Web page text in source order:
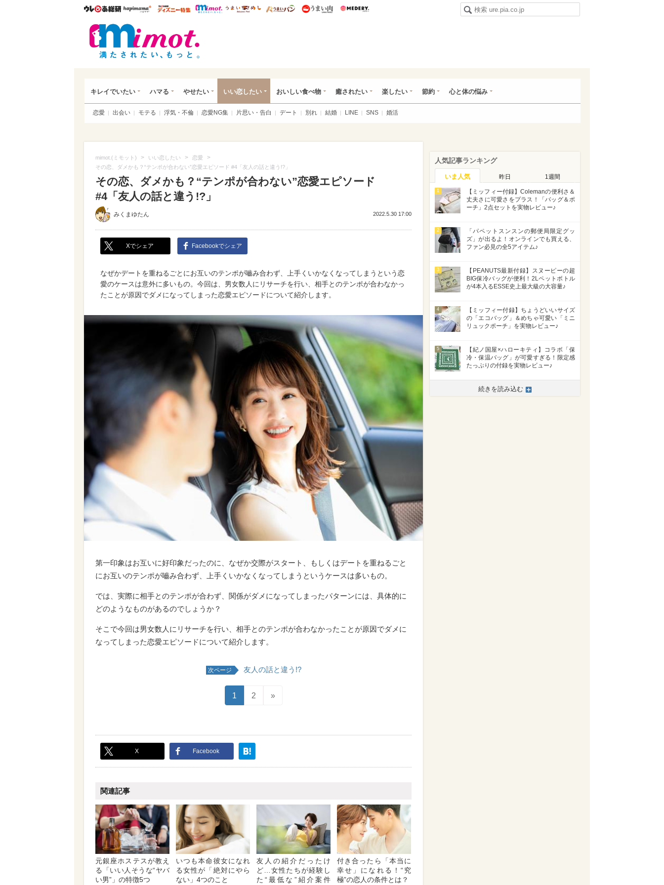
ウレぴあ総研ハピママ* ウレぴあ総研 ディズニー特集
mimot. うまいめし うまいパン うまい肉
キレイでいたい ハマる やせたい いい恋したい おいしい食べ物 癒されたい 楽したい 節約 心と体の悩み
恋愛 出会い モテる 浮気・不倫 恋愛NG集 片思い・告白 デート 別れ 結婚 LINE SNS 婚活
mimot.(ミモット) > いい恋したい > 恋愛 >
その恋、ダメかも？“テンポが合わない”恋愛エピソード #4「友人の話と違う!?」
その恋、ダメかも？“テンポが合わない”恋愛エピソード
#4「友人の話と違う!?」
みくまゆたん 2022.5.30 17:00
Xでシェア Facebookでシェア
なぜかデートを重ねるごとにお互いのテンポが嚙み合わず、上手くいかなくなってしまうという恋
愛のケースは意外に多いもの。今回は、男女数人にリサーチを行い、相手とのテンポが合わなかっ
たことが原因でダメになってしまった恋愛エピソードについて紹介します。
第一印象はお互いに好印象だったのに、なぜか交際がスタート、もしくはデートを重ねるごと
にお互いのテンポが嚙み合わず、上手くいかなくなってしまうというケースは多いもの。
では、実際に相手とのテンポが合わず、関係がダメになってしまったパターンには、具体的に
どのようなものがあるのでしょうか？
そこで今回は男女数人にリサーチを行い、相手とのテンポが合わなかったことが原因でダメに
なってしまった恋愛エピソードについて紹介します。
次ページ 友人の話と違う!?
1 2 »
X Facebook
関連記事
元銀座ホステスが教え
る「いい人そうな“ヤバ
い男”」の特徴5つ
いつも本命彼女になれ
る女性が「絶対にやら
ない」4つのこと
友人の紹介だったけ
ど…女性たちが経験し
た“最低な”紹介案件
付き合ったら「本当に
幸せ」になれる！“究
極”の恋人の条件とは？
人気記事ランキング
いま人気 昨日 1週間
1
【ミッフィー付録】Colemanの便利さ＆
丈夫さに可愛さをプラス！「バッグ＆ポ
ーチ」2点セットを実物レビュー♪
2
「パペットスンスンの郵便局限定グッ
ズ」が出るよ！オンラインでも買える、
ファン必見の全5アイテム♪
3
【PEANUTS最新付録】スヌーピーの超
BIG保冷バッグが便利！2Lペットボトル
が4本入るESSE史上最大級の大容量♪
4
【ミッフィー付録】ちょうどいいサイズ
の「エコバッグ」＆めちゃ可愛い「ミニ
リュックポーチ」を実物レビュー♪
5
【紀ノ国屋×ハローキティ】コラボ「保
冷・保温バッグ」が可愛すぎる！限定感
たっぷりの付録を実物レビュー♪
続きを読み込む